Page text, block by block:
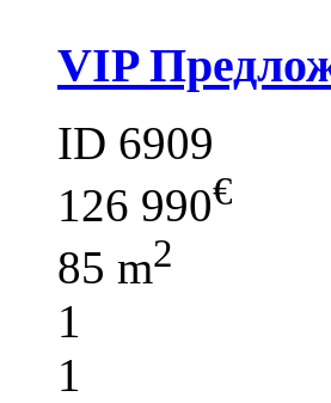
VIP
ID 6909
126 990€
85 m2
1
1